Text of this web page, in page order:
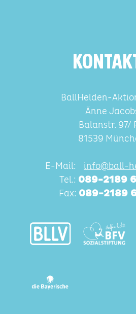
BallHelden-
Änne
Balanstr. 97/
81539
E-Mail:
info@ball-
Tel.: 089-2189
Fax: 089-2189